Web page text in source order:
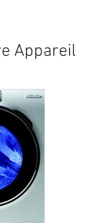
Appareil